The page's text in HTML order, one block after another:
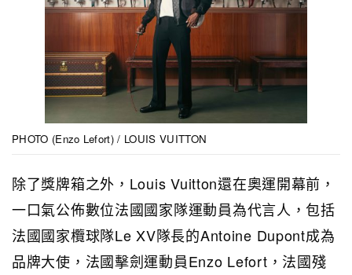
PHOTO (Enzo Lefort) / LOUIS VUITTON
除了獎牌箱之外，Louis Vuitton還在奧運開幕前，
一口氣公佈數位法國國家隊運動員為代言人，包括
法國國家欖球隊Le XV隊長的Antoine Dupont成為
品牌大使，法國擊劍運動員Enzo Lefort，法國殘